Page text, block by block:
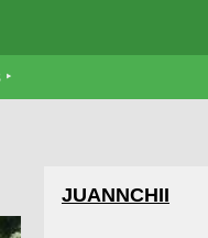
JUANNCHII